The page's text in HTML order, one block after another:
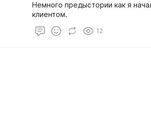
Немного предыстории как я
клиентом.
12